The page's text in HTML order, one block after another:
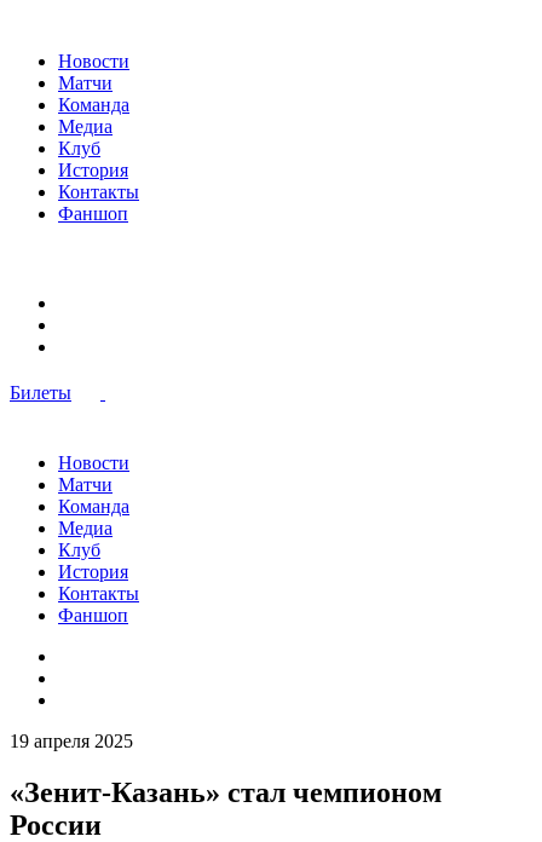
Новости
Матчи
Команда
Медиа
Клуб
История
Контакты
Фаншоп
Билеты
Новости
Матчи
Команда
Медиа
Клуб
История
Контакты
Фаншоп
19 апреля 2025
«Зенит-Казань» стал чемпионом
России